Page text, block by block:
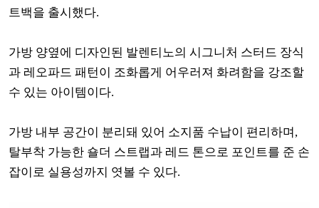
트백을 출시했다.
가방 양옆에 디자인된 발렌티노의 시그니처 스터드 장식
과 레오파드 패턴이 조화롭게 어우러져 화려함을 강조할
수 있는 아이템이다.
가방 내부 공간이 분리돼 있어 소지품 수납이 편리하며,
탈부착 가능한 숄더 스트랩과 레드 톤으로 포인트를 준 손
잡이로 실용성까지 엿볼 수 있다.